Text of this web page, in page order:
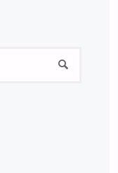
SEARCH